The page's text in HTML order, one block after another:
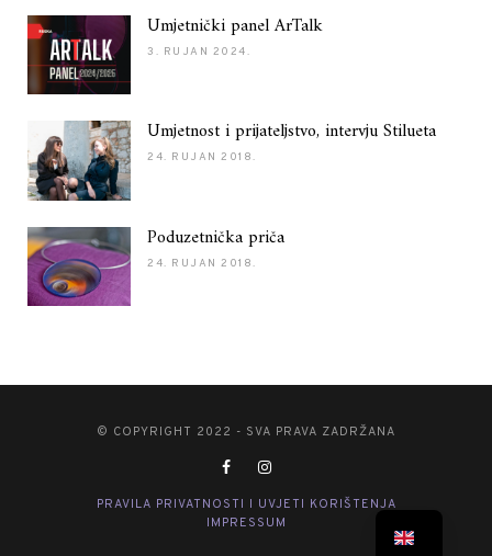
Umjetnički panel ArTalk
3. RUJAN 2024.
Umjetnost i prijateljstvo, intervju Stilueta
24. RUJAN 2018.
Poduzetnička priča
24. RUJAN 2018.
© COPYRIGHT 2022 - SVA PRAVA ZADRŽANA
PRAVILA PRIVATNOSTI I UVJETI KORIŠTENJA
IMPRESSUM